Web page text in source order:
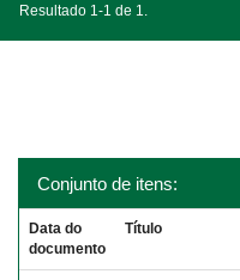
Resultado 1-1 de 1.
Conjunto de itens:
Data do
documento
Título